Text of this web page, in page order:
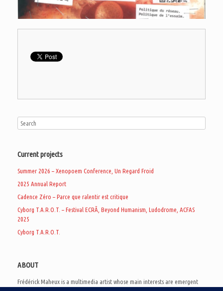
Current projects
Summer 2026 – Xenopoem Conference, Un Regard Froid
2025 Annual Report
Cadence Zéro – Parce que ralentir est critique
Cyborg T.A.R.O.T. – Festival ECRÃ, Beyond Humanism, Ludodrome, ACFAS
2025
Cyborg T.A.R.O.T.
ABOUT
Frédérick Maheux is a multimedia artist whose main interests are emergent